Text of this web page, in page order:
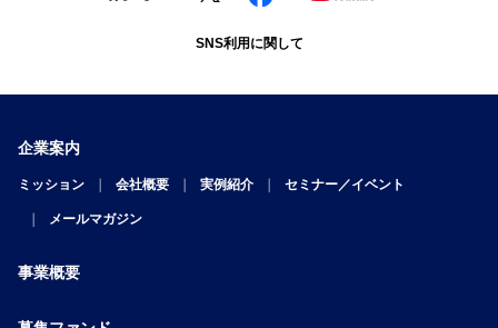
SNS利用に関して
企業案内
ミッション 会社概要 実例紹介 セミナー／イベント
メールマガジン
事業概要